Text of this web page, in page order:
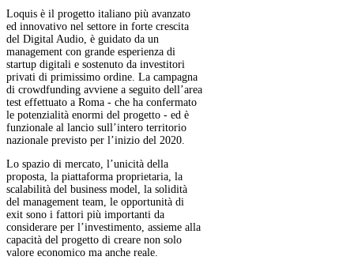
Loquis è il progetto italiano più avanzato
ed innovativo nel settore in forte crescita
del Digital Audio, è guidato da un
management con grande esperienza di
startup digitali e sostenuto da investitori
privati di primissimo ordine. La campagna
di crowdfunding avviene a seguito dell’area
test effettuato a Roma - che ha confermato
le potenzialità enormi del progetto - ed è
funzionale al lancio sull’intero territorio
nazionale previsto per l’inizio del 2020.
Lo spazio di mercato, l’unicità della
proposta, la piattaforma proprietaria, la
scalabilità del business model, la solidità
del management team, le opportunità di
exit sono i fattori più importanti da
considerare per l’investimento, assieme alla
capacità del progetto di creare non solo
valore economico ma anche reale.